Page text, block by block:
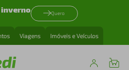
inverno Quero
Viagens Imóveis e Veículos